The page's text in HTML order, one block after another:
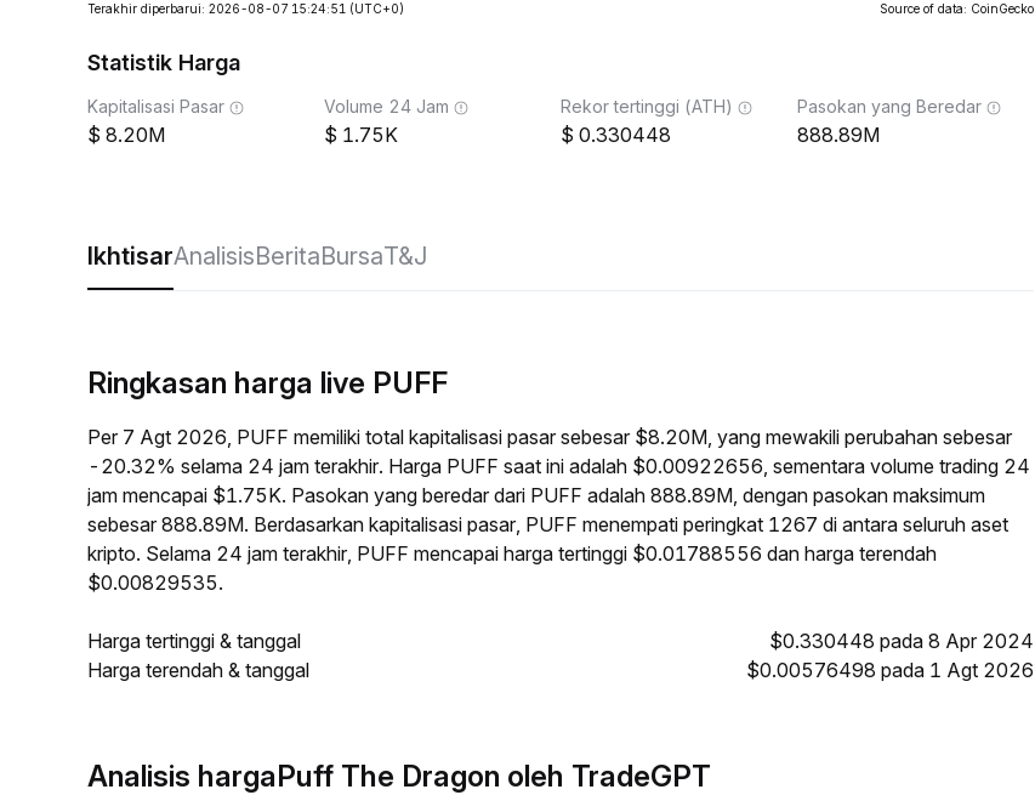
Terakhir diperbarui: 2026-08-07 15:24:51 (UTC+0) Source of data: CoinGecko
Statistik Harga
Kapitalisasi Pasar
8.20M
Volume 24 Jam
1.75K
Rekor tertinggi (ATH)
0.330448
Pasokan yang Beredar
888.89M
IkhtisarAnalisisBeritaBursaT&J
Ringkasan harga live PUFF
Per 7 Agt 2026, PUFF memiliki total kapitalisasi pasar sebesar $8.20M, yang mewakili perubahan sebesar
-20.32% selama 24 jam terakhir. Harga PUFF saat ini adalah $0.00922656, sementara volume trading 24
jam mencapai $1.75K. Pasokan yang beredar dari PUFF adalah 888.89M, dengan pasokan maksimum
sebesar 888.89M. Berdasarkan kapitalisasi pasar, PUFF menempati peringkat 1267 di antara seluruh aset
kripto. Selama 24 jam terakhir, PUFF mencapai harga tertinggi $0.01788556 dan harga terendah
$0.00829535.
Harga tertinggi & tanggal
$0.330448 pada 8 Apr 2024
Harga terendah & tanggal
$0.00576498 pada 1 Agt 2026
Analisis hargaPuff The Dragon oleh TradeGPT